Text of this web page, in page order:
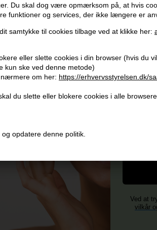
Du skal dog være opmærksom på, at hvis
funktioner og services, der ikke længere er
samtykke til cookies tilbage ved at klikke her:
eller slette cookies i din browser (hvis du
kun ske ved denne metode)
om her: https://erhvervsstyrelsen.dk/
du slette eller blokere cookies i alle browsere.
opdatere denne politik.
mm
Og
Ved at
vilkår